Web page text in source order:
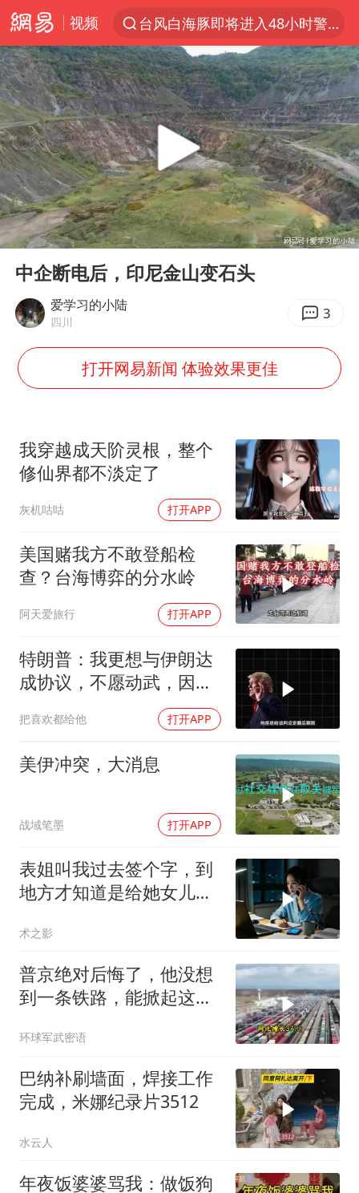
视频
台风白海豚即将进入48小时警戒线
聚“绿”成势，结构转型活力足
80后女柜员逆袭成4200亿银行副行长
郑国霖回应去景区上班被保安拦下
金饰克价大幅跳涨
台风白海豚可能在浙闽沿海登陆
多地要求领导干部带头休假
24小时不关空调 电费会更低吗
龚宝冬烈士安葬仪式举行
今年4位周星驰电影配角去世
号召领导带头休假 是大家不想休吗
《歌手》歌王之战帮唱嘉宾官宣
要给全体职工“应休尽休”的底气
空调发明出来竟然不是为了给人降温
中国经济展现强大韧性和活力
Play
00:00 12:44
中企断电后，印尼金山变石头
爱学习的小陆
四川 3
打开网易新闻 体验效果更佳
我穿越成天阶灵根，整个
修仙界都不淡定了
灰机咕咕 打开APP
美国赌我方不敢登船检
查？台海博弈的分水岭
阿天爱旅行 打开APP
特朗普：我更想与伊朗达
成协议，不愿动武，因为
把喜欢都给他 打开APP
美伊冲突，大消息
战域笔墨 打开APP
表姐叫我过去签个字，到
地方才知道是给她女儿婚
术之影
普京绝对后悔了，他没想
到一条铁路，能掀起这么
改写
环球军武密语
巴纳补刷墙面，焊接工作
完成，米娜纪录片3512
水云人
年夜饭婆婆骂我：做饭狗